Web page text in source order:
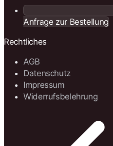
Anfrage zur Bestellung
Rechtliches
AGB
Datenschutz
Impressum
Widerrufsbelehrung